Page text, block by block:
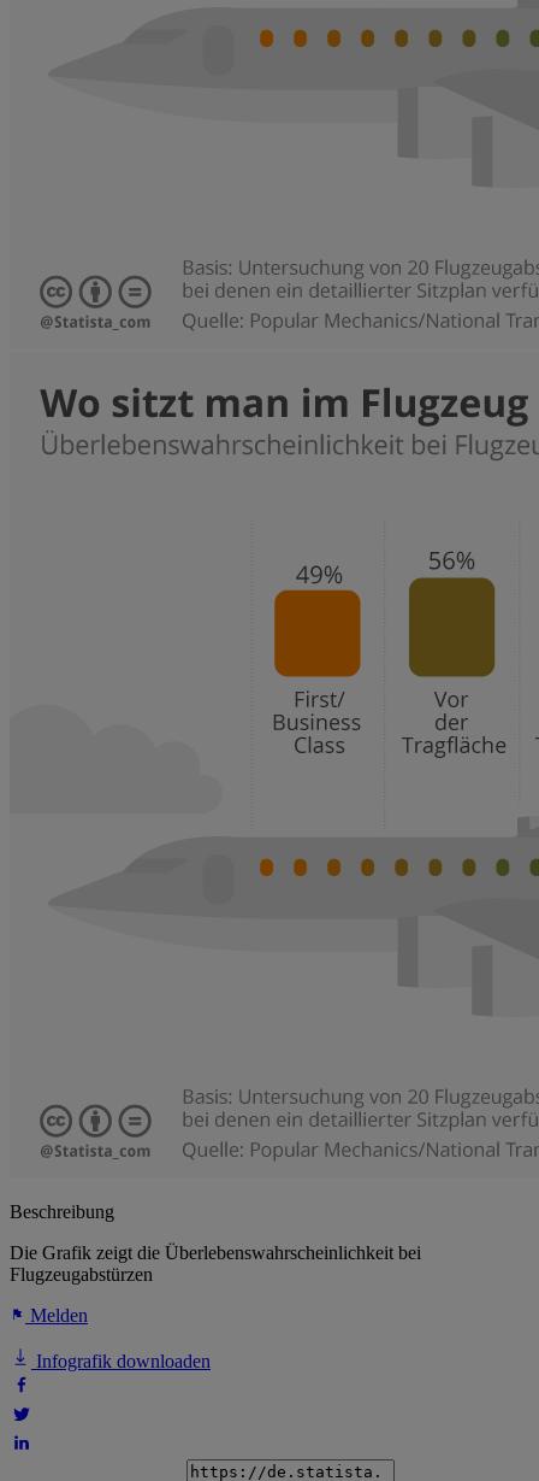
Beschreibung
Die Grafik zeigt die Überlebenswahrscheinlichkeit bei
Flugzeugabstürzen
Melden
Infografik downloaden